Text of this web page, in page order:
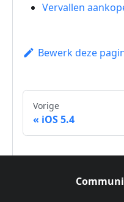
Vervallen
Bewerk deze
Vorige
iOS 5.4